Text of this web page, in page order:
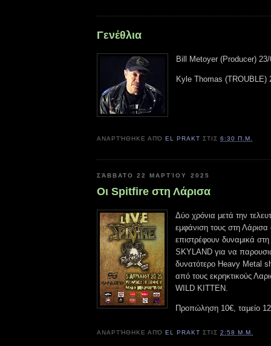
Γενέθλια
Bill Metoyer (Producer)
Kyle Thomas (TROUBLE)
ΑΝΑΡΤΉΘΗΚΕ ΑΠΌEL PRAKT ΣΤΙΣ6:30 Π.Μ.
ΣΆΒΒΑΤΟ 22 ΜΑΡΤΊΟΥ 2025
Οι Spitfire στη Λάρισα
Δύο χρόνια μετά την
εμφάνιση τους στη
επιστρέφουν δυναμικά
SKYLAND για να
δυνατότερο Heavy Metal
από τους εκρηκτικούς
WILD KITTEN.
Προπώληση 10€, ταμείο
ΑΝΑΡΤΉΘΗΚΕ ΑΠΌEL PRAKT ΣΤΙΣ2:58 Μ.Μ.